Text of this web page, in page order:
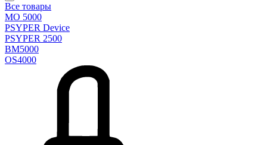
Все товары
MO 5000
PSYPER Device
PSYPER 2500
BM5000
OS4000